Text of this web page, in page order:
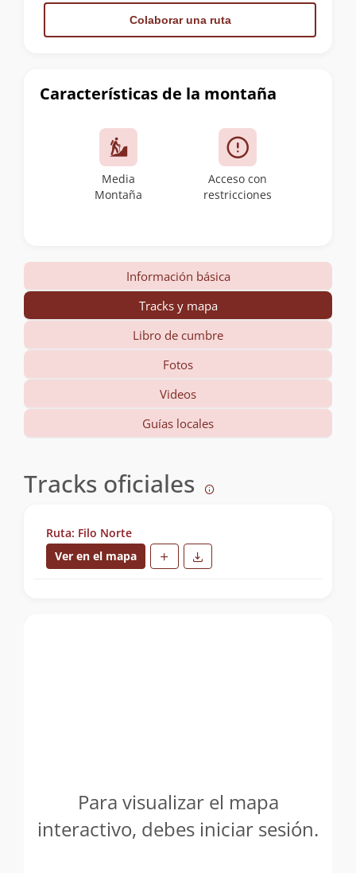
Características de la montaña
Media
Montaña
Acceso con
restricciones
Colaborar una ruta
Información básica
Tracks y mapa
Libro de cumbre
Fotos
Videos
Guías locales
Tracks oficiales
Ruta: Filo Norte
Ver en el mapa
Para visualizar el mapa
interactivo, debes iniciar sesión.